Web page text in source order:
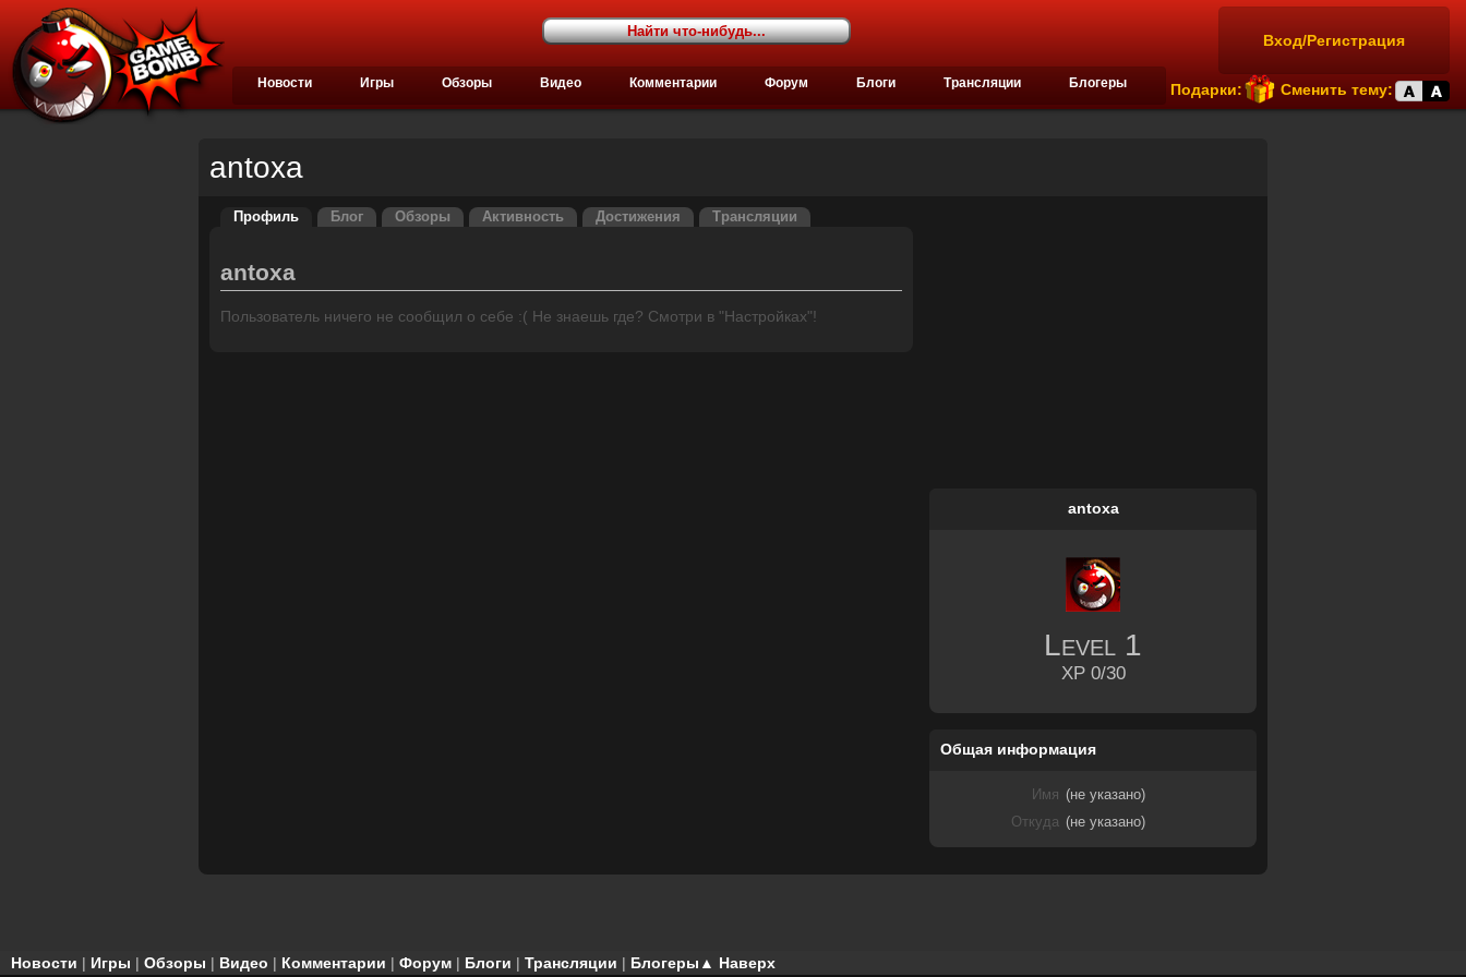
Вход/Регистрация
Подарки: Сменить тему:
Новости Игры Обзоры Видео Комментарии Форум Блоги Трансляции Блогеры
antoxa
Профиль Блог Обзоры Активность Достижения Трансляции
antoxa
Пользователь ничего не сообщил о себе :( Не знаешь где? Смотри в "Настройках"!
antoxa
Level 1
XP 0/30
Общая информация
Имя (не указано)
Откуда (не указано)
▲ Наверх
Новости | Игры | Обзоры | Видео | Комментарии | Форум | Блоги | Трансляции | Блогеры